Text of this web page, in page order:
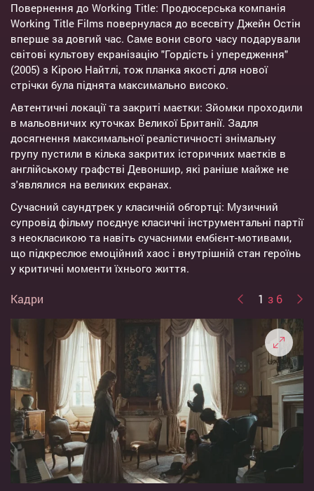
Повернення до Working Title: Продюсерська компанія
Working Title Films повернулася до всесвіту Джейн Остін
вперше за довгий час. Саме вони свого часу подарували
світові культову екранізацію "Гордість і упередження"
(2005) з Кірою Найтлі, тож планка якості для нової
стрічки була піднята максимально високо.
Автентичні локації та закриті маєтки: Зйомки проходили
в мальовничих куточках Великої Британії. Задля
досягнення максимальної реалістичності знімальну
групу пустили в кілька закритих історичних маєтків в
англійському графстві Девоншир, які раніше майже не
з'являлися на великих екранах.
Сучасний саундтрек у класичній обгортці: Музичний
супровід фільму поєднує класичні інструментальні партії
з неокласикою та навіть сучасними ембієнт-мотивами,
що підкреслює емоційний хаос і внутрішній стан героїнь
у критичні моменти їхнього життя.
Кадри 1 з 6